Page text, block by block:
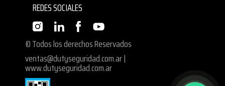
REDES SOCIALES
© Todos los derechos Reservados
ventas@dutyseguridad.com.ar|
www.dutyseguridad.com.ar